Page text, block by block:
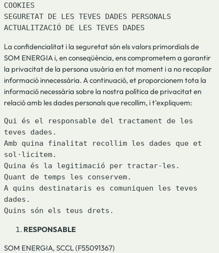
COOKIES
SEGURETAT DE LES TEVES DADES PERSONALS
ACTUALITZACIÓ DE LES TEVES DADES
La confidencialitat i la seguretat són els valors primordials de
SOM ENERGIA i, en conseqüència, ens comprometem a garantir
la privacitat de la persona usuària en tot moment i a no recopilar
informació innecessària. A continuació, et proporcionem tota la
informació necessària sobre la nostra política de privacitat en
relació amb les dades personals que recollim, i t’expliquem:
Qui és el responsable del tractament de les
teves dades.
Amb quina finalitat recollim les dades que et
sol·licitem.
Quina és la legitimació per tractar-les.
Quant de temps les conservem.
A quins destinataris es comuniquen les teves
dades.
Quins són els teus drets.
RESPONSABLE
SOM ENERGIA, SCCL (F55091367)